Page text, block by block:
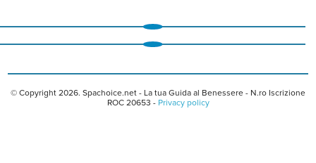
© Copyright 2026. Spachoice.net - La tua Guida al Benessere - N.ro Iscrizione
ROC 20653 - Privacy policy